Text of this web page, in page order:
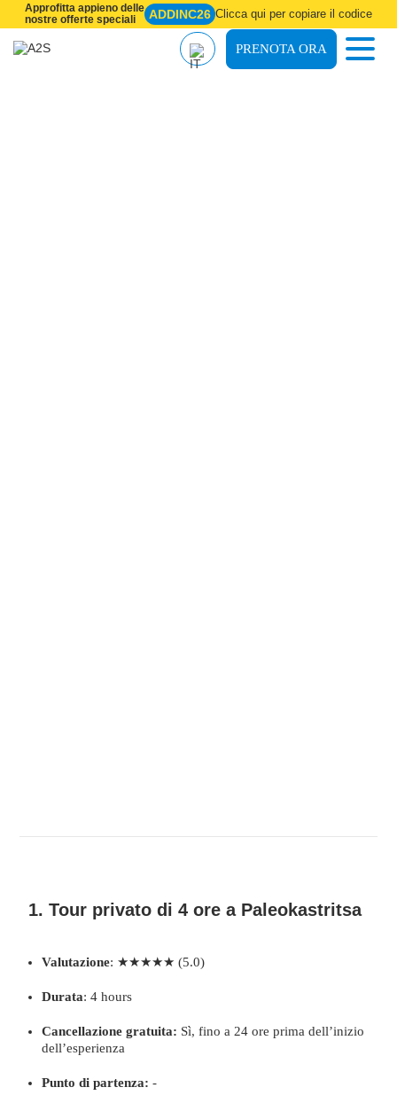
Approfitta appieno delle
nostre offerte speciali
ADDINC26 Clicca qui per copiare il codice
PRENOTA ORA
1. Tour privato di 4 ore a Paleokastritsa
Valutazione: ★★★★★ (5.0)
Durata: 4 hours
Cancellazione gratuita: Sì, fino a 24 ore prima dell’inizio
dell’esperienza
Punto di partenza: -